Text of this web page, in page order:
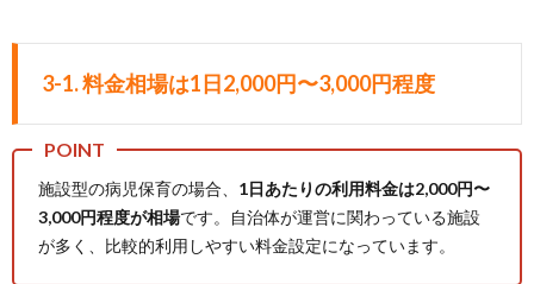
3-1. 料金相場は1日2,000円〜3,000円程度
施設型の病児保育の場合、 1日あたりの利用料金は2,000円〜
3,000円程度が相場です。自治体が運営に関わっている施設
が多く、比較的利用しやすい料金設定になっています。